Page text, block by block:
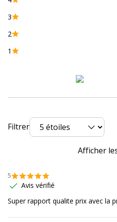
Caractéristiques générales
Caractéristiques générales
Catégorie de couleur
Quantité incluse 1
Caractéristiques
Caractéristiques
Certification PEFC
Impact environnemental
3
2
1
Filtrer
Afficher
5
Avis vérifié
Super rapport qualite prix avec la